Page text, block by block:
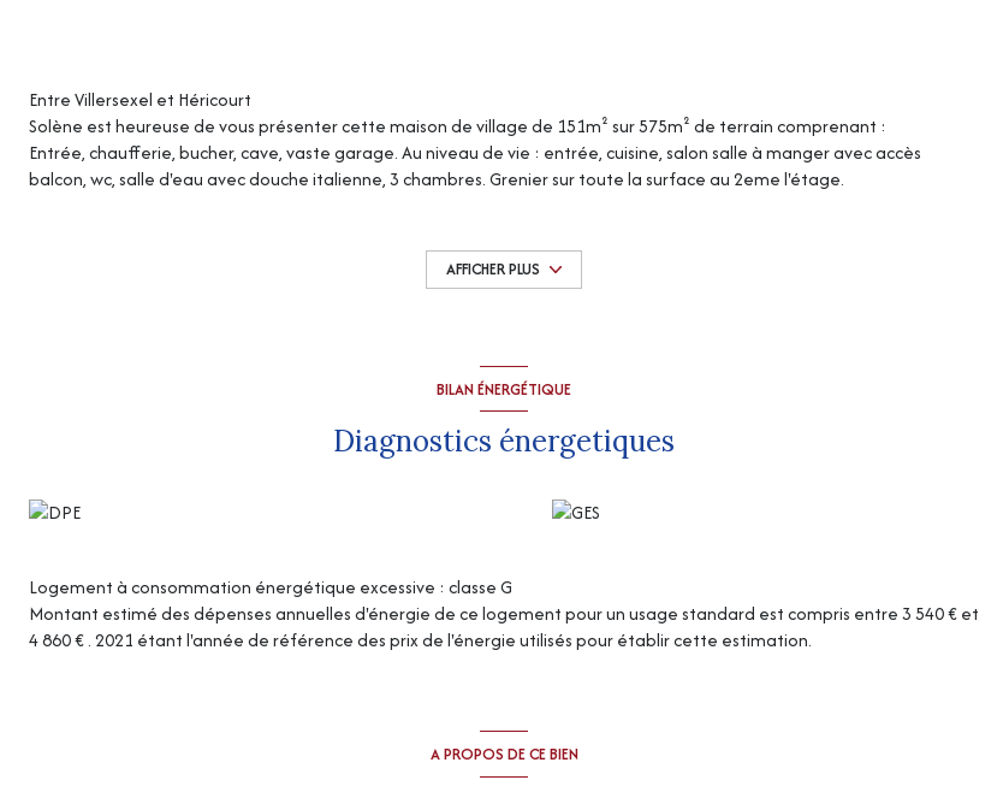
Entre Villersexel et Héricourt
Solène est heureuse de vous présenter cette maison de village de 151m² sur 575m² de terrain comprenant :
Entrée, chaufferie, bucher, cave, vaste garage. Au niveau de vie : entrée, cuisine, salon salle à manger avec accès
balcon, wc, salle d'eau avec douche italienne, 3 chambres. Grenier sur toute la surface au 2eme l'étage.
Logement à consommation énergétique excessive, classé G
AFFICHER PLUS
BILAN ÉNERGÉTIQUE
Diagnostics énergetiques
Logement à consommation énergétique excessive : classe G
Montant estimé des dépenses annuelles d'énergie de ce logement pour un usage standard est compris entre 3 540 € et
4 860 € . 2021 étant l'année de référence des prix de l'énergie utilisés pour établir cette estimation.
A PROPOS DE CE BIEN